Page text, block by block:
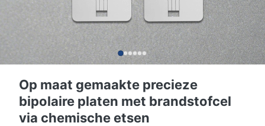
Op maat gemaakte precieze
bipolaire platen met brandstofcel
via chemische etsen